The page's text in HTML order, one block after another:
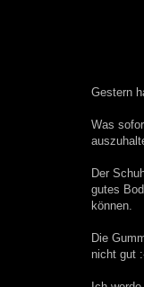
Gestern
Was
Der
gutes
können.
Die
nicht gut